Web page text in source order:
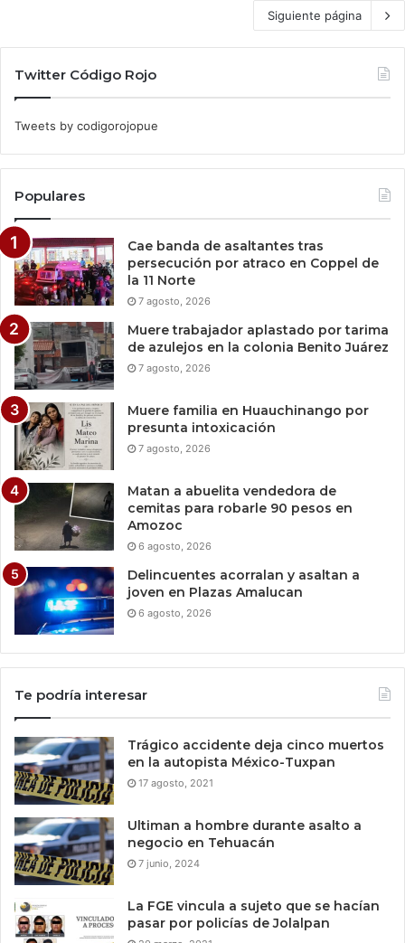
Siguiente página
Twitter Código Rojo
Tweets by codigorojopue
Populares
Cae banda de asaltantes tras
persecución por atraco en Coppel de
la 11 Norte
7 agosto, 2026
Muere trabajador aplastado por tarima
de azulejos en la colonia Benito Juárez
7 agosto, 2026
Muere familia en Huauchinango por
presunta intoxicación
7 agosto, 2026
Matan a abuelita vendedora de
cemitas para robarle 90 pesos en
Amozoc
6 agosto, 2026
Delincuentes acorralan y asaltan a
joven en Plazas Amalucan
6 agosto, 2026
Te podría interesar
Trágico accidente deja cinco muertos
en la autopista México-Tuxpan
17 agosto, 2021
Ultiman a hombre durante asalto a
negocio en Tehuacán
7 junio, 2024
La FGE vincula a sujeto que se hacían
pasar por policías de Jolalpan